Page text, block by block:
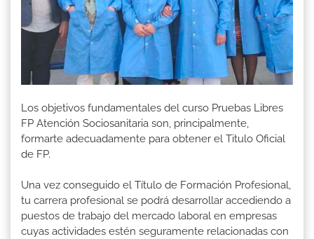
Los objetivos fundamentales del curso Pruebas Libres
FP Atención Sociosanitaria son, principalmente,
formarte adecuadamente para obtener el Titulo Oficial
de FP.
Una vez conseguido el Título de Formación Profesional,
tu carrera profesional se podrá desarrollar accediendo a
puestos de trabajo del mercado laboral en empresas
cuyas actividades estén seguramente relacionadas con